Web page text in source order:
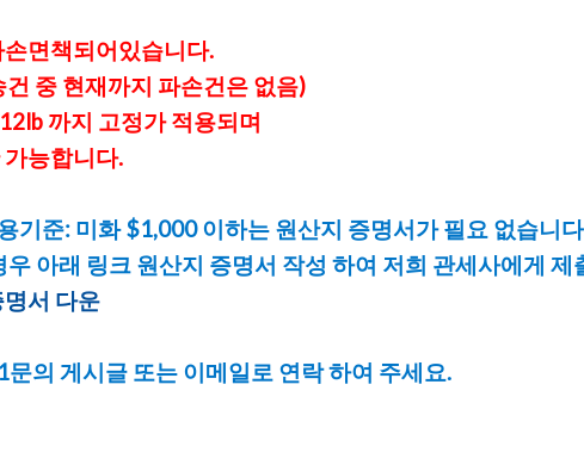
면책되어있습니다.
건중현재까지파손건은없음)
까지고정가적용되며
능합니다.
기준:미화$1,000이하는원산지증명서가필요없습니
아래링크원산지증명서작성하여저희관세사에게제
서다운
문의게시글또는이메일로연락하여주세요.